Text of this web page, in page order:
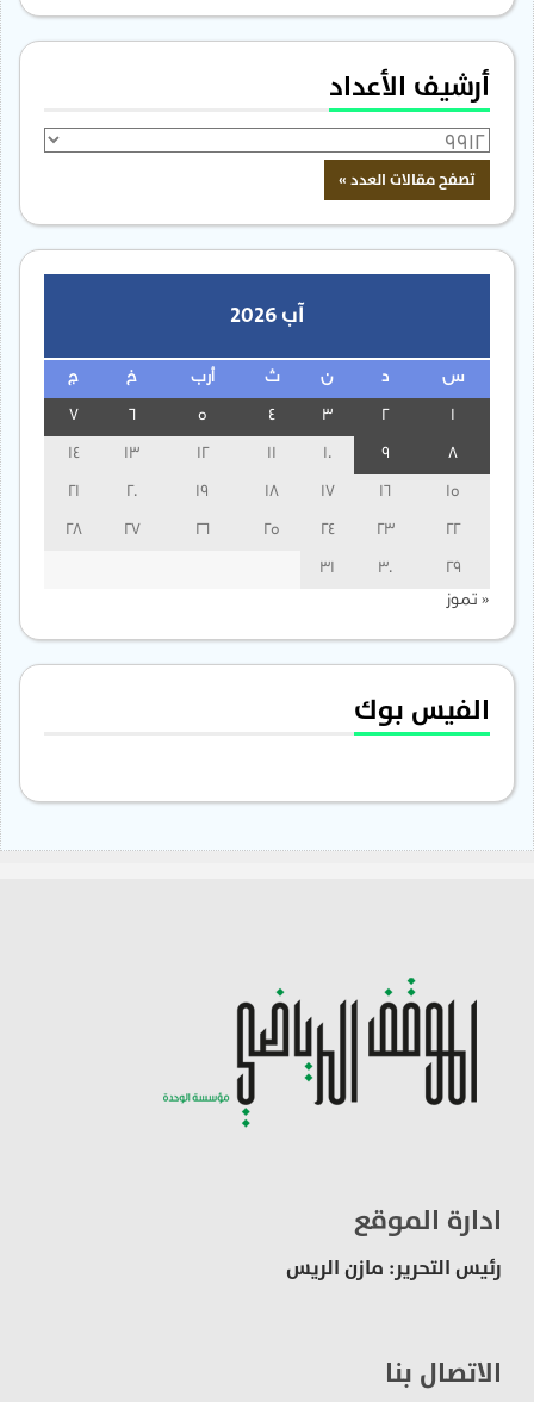
أرشيف الأعداد
آب 2026
س ن ث أرب خ ج
3
13
14
15
16
17
18
19
20
21
22
23
24
25
26
27
28
29
30
31
« تموز
الفيس بوك
ادارة الموقع
رئيس التحرير: مازن الريس
الاتصال بنا